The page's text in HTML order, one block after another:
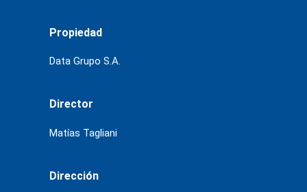
Propiedad
Data Grupo S.A.
Director
Matías Tagliani
Dirección